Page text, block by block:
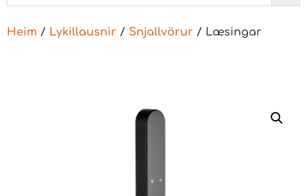
Heim / Lykillausnir / Snjallvörur / Læsingar